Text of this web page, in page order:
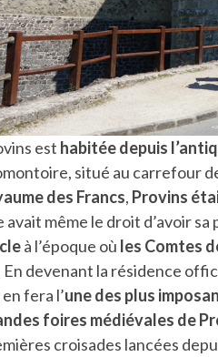
est habitée depuis
situé au carrefour
des Francs, Provins
avait même le droit d’avoir
à l’époque où les Comtes
En devenant la résidence
fera l’une des plus
foires médiévales de
croisades lancées